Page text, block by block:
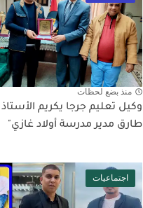
منذ بضع لحظات
وكيل تعليم جرجا يكريم الأستاذ
طارق مدير مدرسة أولاد غازي"
اجتماعيات